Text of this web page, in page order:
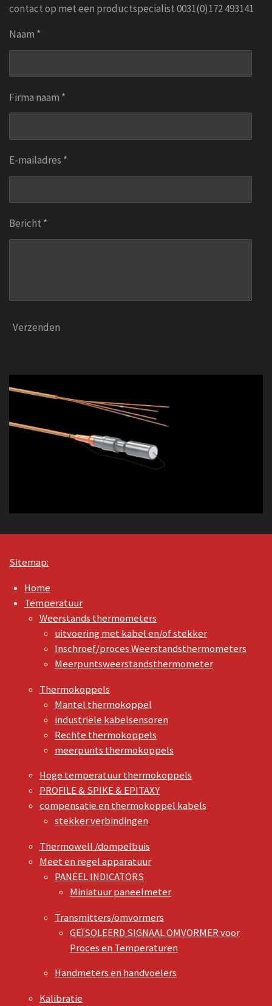
contact op met een productspecialist 0031(0)172 493141
Naam *
Firma naam *
E-mailadres *
Bericht *
Verzenden
Sitemap:
Home
Temperatuur
Weerstands thermometers
uitvoering met kabel en/of stekker
Inschroef/proces Weerstandsthermometers
Meerpuntsweerstandsthermometer
Thermokoppels
Mantel thermokoppel
industriële kabelsensoren
Rechte thermokoppels
meerpunts thermokoppels
Hoge temperatuur thermokoppels
PROFILE & SPIKE & EPITAXY
compensatie en thermokoppel kabels
stekker verbindingen
Thermowell /dompelbuis
Meet en regel apparatuur
PANEEL INDICATORS
Miniatuur paneelmeter
Transmitters/omvormers
GEÏSOLEERD SIGNAAL OMVORMER voor
Proces en Temperaturen
Handmeters en handvoelers
Kalibratie